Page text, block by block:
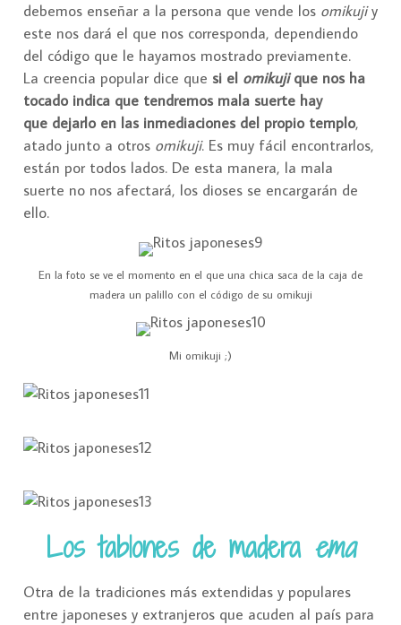
debemos enseñar a la persona que vende los omikujiy
este nos dará el que nos corresponda, dependiendo
del código que le hayamos mostrado previamente.
La creencia popular dice que si el omikujique nos ha
tocado indica que tendremos mala suerte hay
que dejarlo en las inmediaciones del propio templo,
atado junto a otros omikuji. Es muy fácil encontrarlos,
están por todos lados. De esta manera, la mala
suerte no nos afectará, los dioses se encargarán de
ello.
En la foto se ve el momento en el que una chica saca de la caja de
madera un palillo con el código de su omikuji
Mi omikuji ;)
Los tablones de madera ema
Otra de la tradiciones más extendidas y populares
entre japoneses y extranjeros que acuden al país para